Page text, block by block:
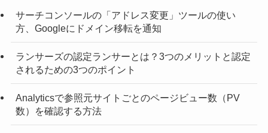
サーチコンソールの「アドレス変更」ツールの使い
方、Googleにドメイン移転を通知
ランサーズの認定ランサーとは？3つのメリットと認定
されるための3つのポイント
Analyticsで参照元サイトごとのページビュー数（PV
数）を確認する方法